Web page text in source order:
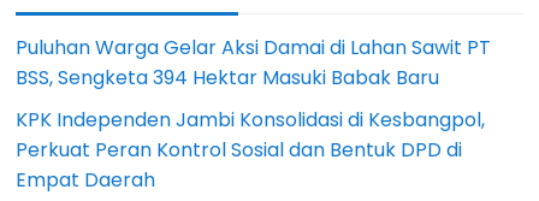
Puluhan Warga Gelar Aksi Damai di Lahan Sawit PT
BSS, Sengketa 394 Hektar Masuki Babak Baru
KPK Independen Jambi Konsolidasi di Kesbangpol,
Perkuat Peran Kontrol Sosial dan Bentuk DPD di
Empat Daerah